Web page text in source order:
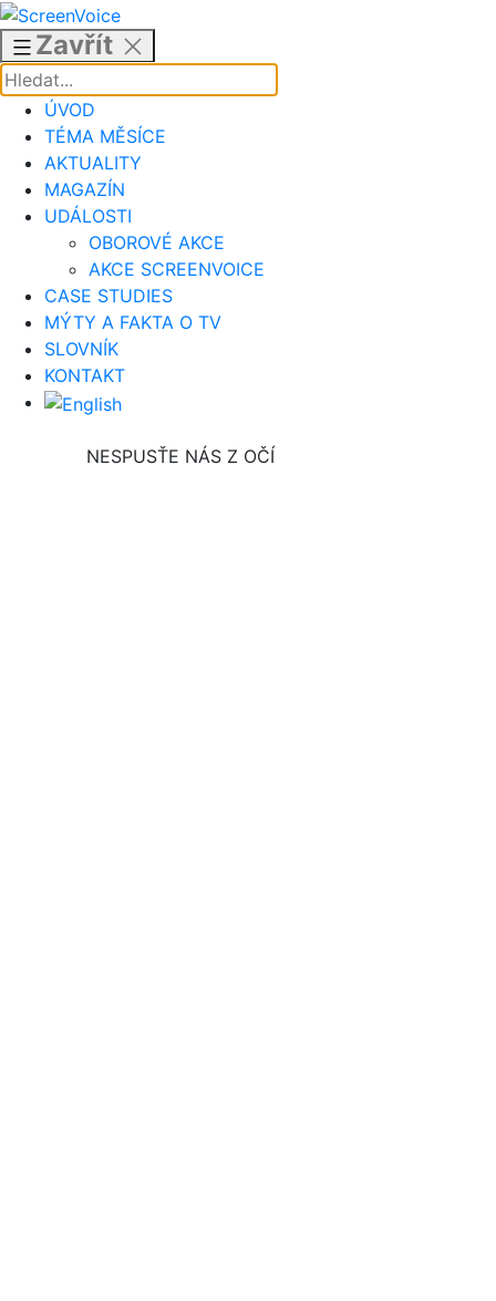
Přejít
obsahu
Zavřít
ÚVOD
TÉMA MĚSÍCE
AKTUALITY
MAGAZÍN
UDÁLOSTI
OBOROVÉ AKCE
AKCE SCREENVOICE
CASE STUDIES
MÝTY A FAKTA O TV
SLOVNÍK
KONTAKT
NESPUSŤE NÁS Z OČÍ